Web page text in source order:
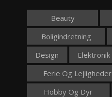
Beauty
Boligindretning
Design
Elektronik
Ferie Og Lejligheder
Hobby Og Dyr